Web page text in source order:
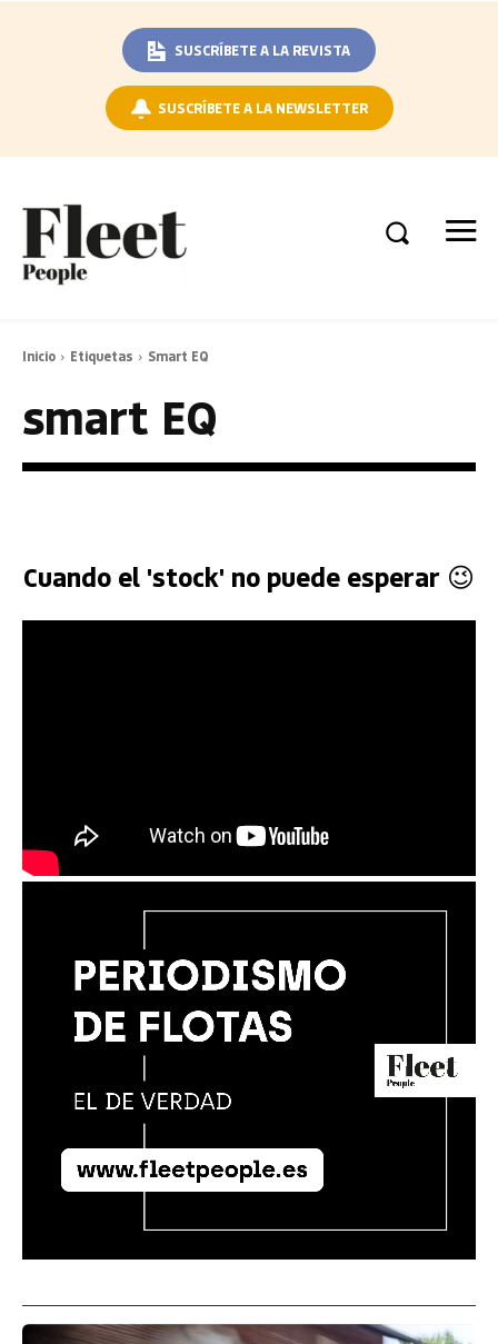
SUSCRÍBETE A LA REVISTA
SUSCRÍBETE A LA NEWSLETTER
Inicio Etiquetas Smart EQ
smart EQ
Cuando el 'stock' no puede esperar 😉